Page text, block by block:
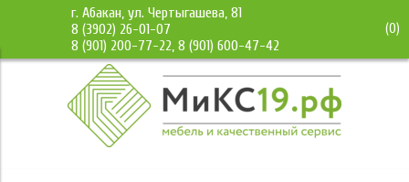
г. Абакан, ул. Чертыгашева, 81
8 (3902) 26-01-07
8 (901) 200-77-22, 8 (901) 600-47-42
(0)